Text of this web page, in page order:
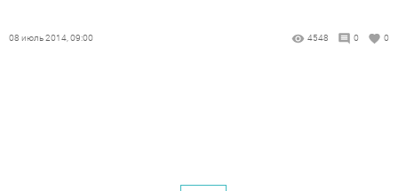
08 июль 2014, 09:00 4548 0 0